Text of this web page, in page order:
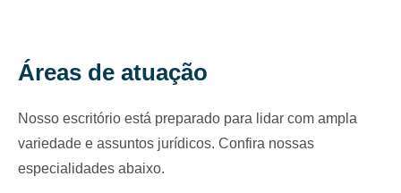
Áreas de atuação
Nosso escritório está preparado para lidar com ampla
variedade e assuntos jurídicos. Confira nossas
especialidades abaixo.